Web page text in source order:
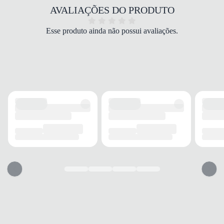
70% poliéster reciclado | 30% viscose
Média
Macio
INFORMAÇÃO ADICIONAL
AVALIAÇÕES DO PRODUTO
Esse produto ainda não possui avaliações.